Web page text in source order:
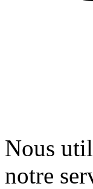
Nous
notre